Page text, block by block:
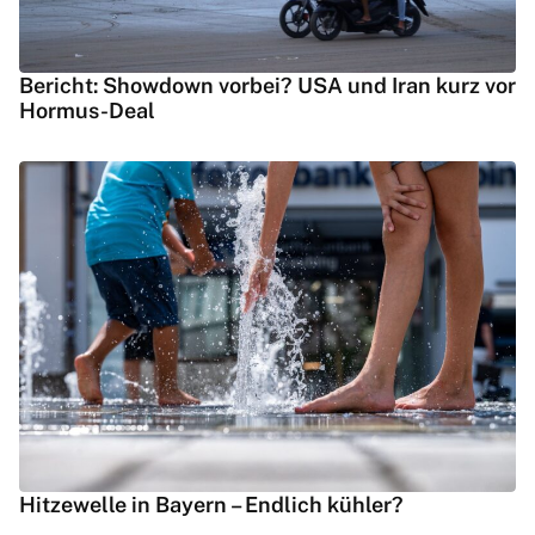
Bericht: Showdown vorbei? USA und Iran kurz vor
Hormus-Deal
Hitzewelle in Bayern – Endlich kühler?